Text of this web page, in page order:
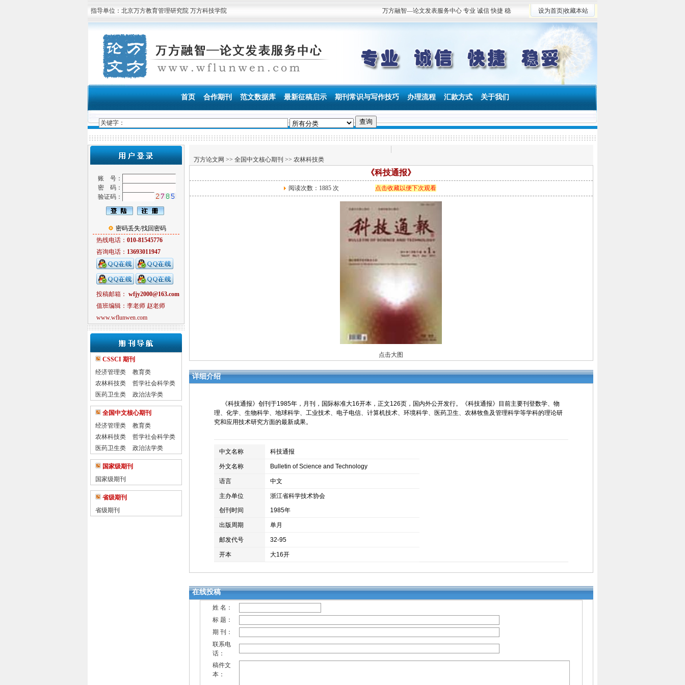
指导单位：北京万方教育管理研究院 万方科技学院 万方融智—论文发表服务中心 专业 诚信 快捷 稳妥 竭诚为广大读者服务，为学术创新和期刊出版业发展服务 稿件
设为首页收藏本站
首页 合作期刊 范文数据库 最新征稿启示 期刊常识与写作技巧 办理流程 汇款方式 关于我们
账 号：
密 码：
验证码：
密码丢失/找回密码
热线电话： 010-81545776
咨询电话： 13693011947
投稿邮箱： wfjy2000@163.com
值班编辑：李老师 赵老师
www.wflunwen.com
CSSCI 期刊
经济管理类
教育类
农林科技类
哲学社会科学类
医药卫生类
政治法学类
全国中文核心期刊
经济管理类
教育类
农林科技类
哲学社会科学类
医药卫生类
政治法学类
国家级期刊
国家级期刊
省级期刊
省级期刊
万方论文网 >> 全国中文核心期刊 >> 农林科技类
《科技通报》
阅读次数： 1885 次 点击收藏以便下次观看
点击大图
详细介绍
《科技通报》创刊于1985年，月刊，国际标准大16开本，正文126页，国内外公开发行。《科技通报》目前主要刊登数学、物
理、化学、生物科学、地球科学、工业技术、电子电信、计算机技术、环境科学、医药卫生、农林牧鱼及管理科学等学科的理论研
究和应用技术研究方面的最新成果。
中文名称 科技通报
外文名称 Bulletin of Science and Technology
语言 中文
主办单位
浙江省科学技术协会
创刊时间
1985年
出版周期 单月
邮发代号 32-95
开本 大16开
在线投稿
姓 名：
标 题：
期 刊：
联系电
话：
稿件文
本：